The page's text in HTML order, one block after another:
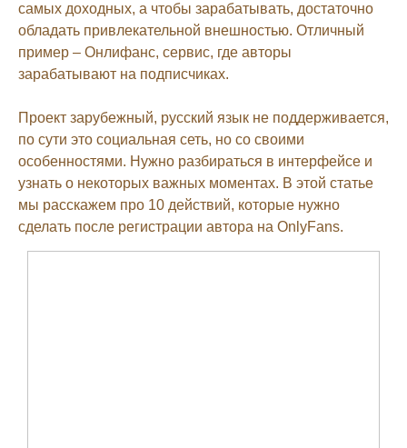
самых доходных, а чтобы зарабатывать, достаточно
обладать привлекательной внешностью. Отличный
пример – Онлифанс, сервис, где авторы
зарабатывают на подписчиках.
Проект зарубежный, русский язык не поддерживается,
по сути это социальная сеть, но со своими
особенностями. Нужно разбираться в интерфейсе и
узнать о некоторых важных моментах. В этой статье
мы расскажем про 10 действий, которые нужно
сделать после регистрации автора на OnlyFans.